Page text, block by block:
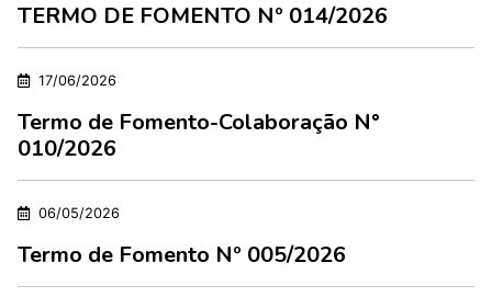
TERMO DE FOMENTO Nº 014/2026
17/06/2026
Termo de Fomento-Colaboração N°
010/2026
06/05/2026
Termo de Fomento Nº 005/2026